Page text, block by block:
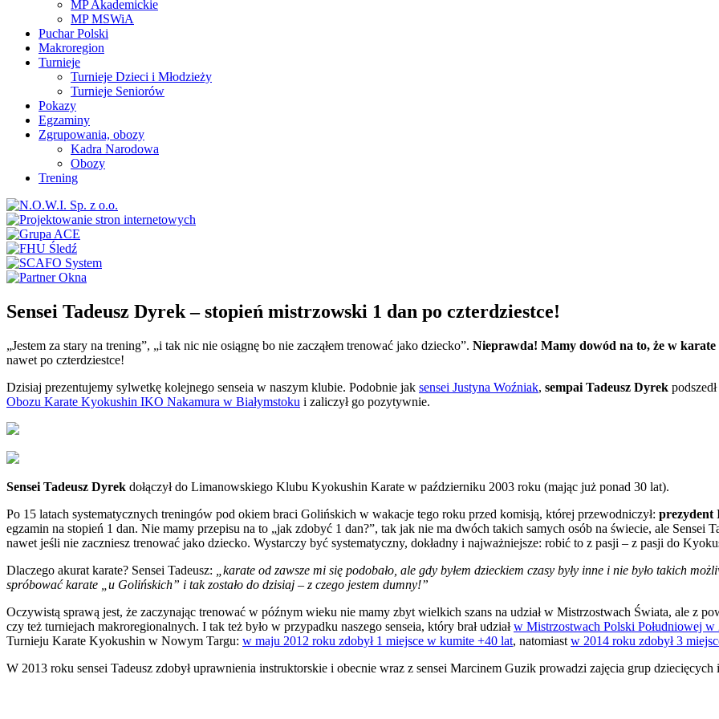
MP Akademickie
MP MSWiA
Puchar Polski
Makroregion
Turnieje
Turnieje Dzieci i Młodzieży
Turnieje Seniorów
Pokazy
Egzaminy
Zgrupowania, obozy
Kadra Narodowa
Obozy
Trening
Sensei Tadeusz Dyrek – stopień mistrzowski 1 dan po czterdziestce!
„Jestem za stary na trening”, „i tak nic nie osiągnę bo nie zacząłem trenować jako dziecko”. Nieprawda! Mamy dowód na to, że w karate
nawet po czterdziestce!
Dzisiaj prezentujemy sylwetkę kolejnego senseia w naszym klubie. Podobnie jak sensei Justyna Woźniak, sempai Tadeusz Dyrek
Obozu Karate Kyokushin IKO Nakamura w Białymstoku i zaliczył go pozytywnie.
Sensei Tadeusz Dyrek dołączył do Limanowskiego Klubu Kyokushin Karate w październiku 2003 roku (mając już ponad 30 lat).
Po 15 latach systematycznych treningów pod okiem braci Golińskich w wakacje tego roku przed komisją, której przewodniczył: prezydent
egzamin na stopień 1 dan. Nie mamy przepisu na to „jak zdobyć 1 dan?”, tak jak nie ma dwóch takich samych osób na świecie, ale Sensei
nawet jeśli nie zaczniesz trenować jako dziecko. Wystarczy być systematyczny, dokładny i najważniejsze: robić to z pasji – z pasji do
Dlaczego akurat karate? Sensei Tadeusz: „karate od zawsze mi się podobało, ale gdy byłem dzieckiem czasy były inne i nie było takich
spróbować karate „u Golińskich” i tak zostało do dzisiaj – z czego jestem dumny!”
Oczywistą sprawą jest, że zaczynając trenować w późnym wieku nie mamy zbyt wielkich szans na udział w Mistrzostwach Świata, ale z
czy też turniejach makroregionalnych. I tak też było w przypadku naszego senseia, który brał udziałw Mistrzostwach Polski Południowej
Turnieju Karate Kyokushin w Nowym Targu: w maju 2012 roku zdobył 1 miejsce w kumite +40 lat, natomiast w 2014 roku zdobył 3
W 2013 roku sensei Tadeusz zdobył uprawnienia instruktorskie i obecnie wraz z sensei Marcinem Guzik prowadzi zajęcia grup